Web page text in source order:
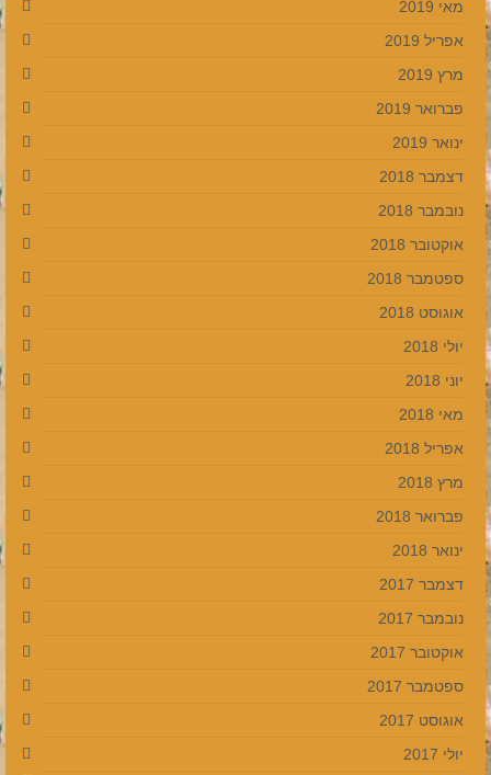
מאי 2019
אפריל 2019
מרץ 2019
פברואר 2019
ינואר 2019
דצמבר 2018
נובמבר 2018
אוקטובר 2018
ספטמבר 2018
אוגוסט 2018
יולי 2018
יוני 2018
מאי 2018
אפריל 2018
מרץ 2018
פברואר 2018
ינואר 2018
דצמבר 2017
נובמבר 2017
אוקטובר 2017
ספטמבר 2017
אוגוסט 2017
יולי 2017